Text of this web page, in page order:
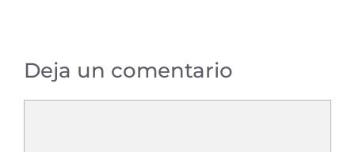
Deja un comentario